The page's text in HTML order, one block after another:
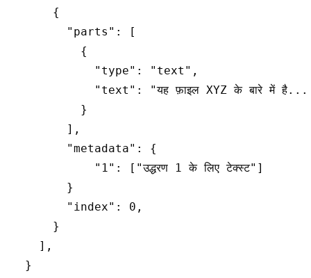
      {
        "parts": [
          {
            "type": "text",
"text": "यह फ़ाइल XYZ के बारे में
          }
        ],
        "metadata": {
            "1": ["उद्धरण 1 के लिए टेक्स्ट"]
        }
        "index": 0,
      }
    ],
  }